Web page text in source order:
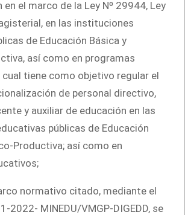
el marco de la Ley Nº 29944, Ley
en las instituciones
de Educación Básica y
así como en programas
cual tiene como objetivo regular el
de personal directivo,
y auxiliar de educación en las
públicas de Educación
Productiva; así como en
normativo citado, mediante el
2022- MINEDU/VMGP-DIGEDD, se